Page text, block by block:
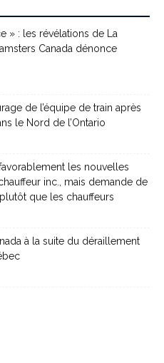
» : les révélations de La
Canada dénonce
de l’équipe de train après
le Nord de l’Ontario
les nouvelles
inc., mais demande de
que les chauffeurs
à la suite du déraillement